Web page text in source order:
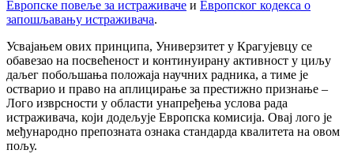
Европске повеље за истраживаче и Европског кодекса о
запошљавању истраживача.
Усвајањем ових принципа, Универзитет у Крагујевцу се
обавезао на посвећеност и континуирану активност у циљу
даљег побољшања положаја научних радника, а тиме је
остварио и право на аплицирање за престижно признање –
Лого изврсности у области унапређења услова рада
истраживача, који додељује Европска комисија. Овај лого је
међународно препозната ознака стандарда квалитета на овом
пољу.